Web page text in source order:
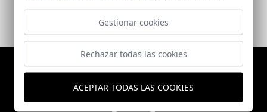
Gestionar cookies
Rechazar todas las cookies
ACEPTAR TODAS LAS COOKIES